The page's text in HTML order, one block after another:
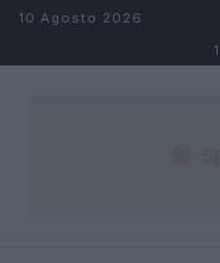
Salta al contenuto
10 Agosto 2026